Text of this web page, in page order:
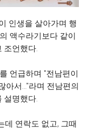
인생을 살아가며 행
액수라기보다 같이
조언했다.
언급하며 "전남편이
아서..."라며 전남편의
설명했다.
데 연락도 없고, 그때